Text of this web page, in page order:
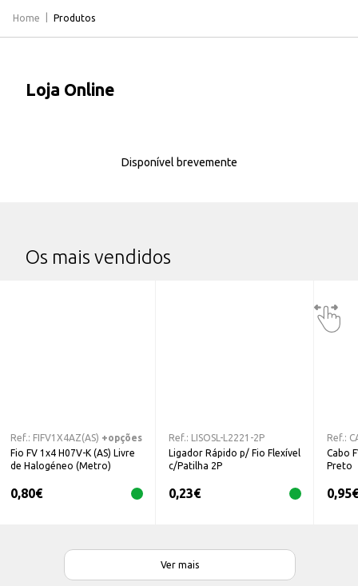
Home Produtos
Loja Online
Disponível brevemente
Os mais vendidos
Ref.: FIFV1X4AZ(AS) +opções
Fio FV 1x4 H07V-K (AS) Livre
de Halogéneo (Metro)
0,80€
Ref.:
LISOSL-L2221-2P
Ligador Rápido p/ Fio Flexível
c/Patilha 2P
0,23€
Ref.:
Cabo
Preto
0,95€
Ver mais